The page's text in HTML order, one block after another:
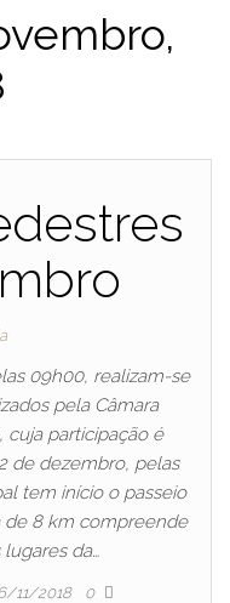
09h00, realizam-se
pela Câmara
cuja participação é
de dezembro, pelas
tem início o passeio
de 8 km compreende
da…
11/2018 0